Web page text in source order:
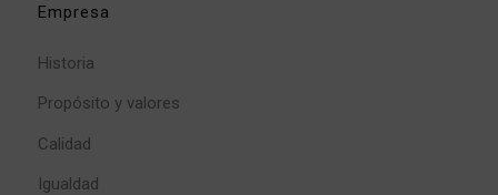
Empresa
Historia
Propósito y valores
Calidad
Igualdad